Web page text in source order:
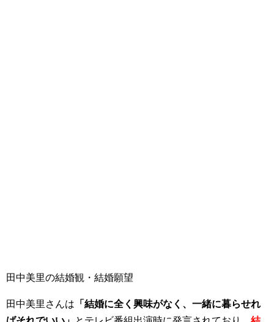
田中美里の結婚観・結婚願望
田中美里さんは 「結婚に全く興味がなく、一緒に暮らせれ